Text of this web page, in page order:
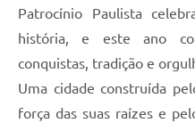
Patrocínio Paulista
história, e este ano
conquistas, tradição e
Uma cidade construída
força das suas raízes e